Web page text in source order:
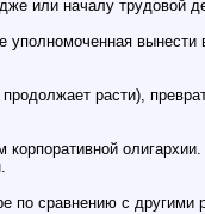
или началу трудовой
расти),
по сравнению с другими